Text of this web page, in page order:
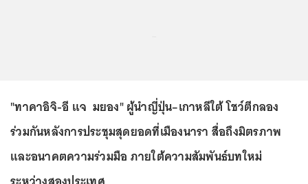
"ทาคาอิจิ-อี แจ มยอง" ผู้นำญี่ปุ่น–เกาหลีใต้ โชว์ตีกลอง
ร่วมกันหลังการประชุมสุดยอดที่เมืองนารา สื่อถึงมิตรภาพ
และอนาคตความร่วมมือ ภายใต้ความสัมพันธ์บทใหม่